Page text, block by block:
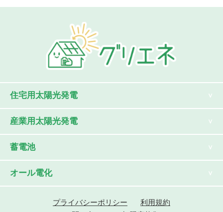
住宅用太陽光発電
産業用太陽光発電
蓄電池
オール電化
プライバシーポリシー
利用規約